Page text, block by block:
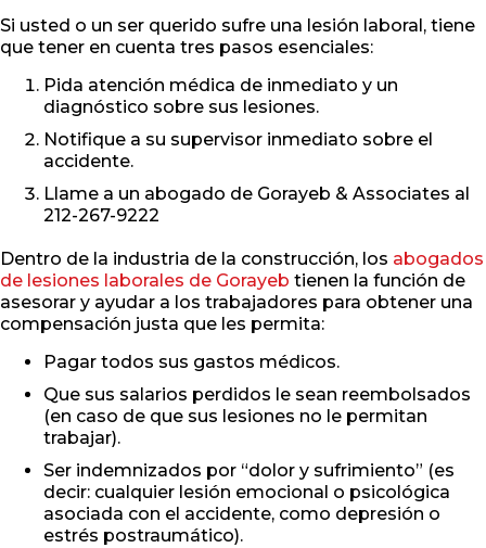
Si usted o un ser querido sufre una lesión laboral, tiene
que tener en cuenta tres pasos esenciales:
Pida atención médica de inmediato y un
diagnóstico sobre sus lesiones.
Notifique a su supervisor inmediato sobre el
accidente.
Llame a un abogado de Gorayeb & Associates al
212-267-9222
Dentro de la industria de la construcción, los abogados
de lesiones laborales de Gorayeb tienen la función de
asesorar y ayudar a los trabajadores para obtener una
compensación justa que les permita:
Pagar todos sus gastos médicos.
Que sus salarios perdidos le sean reembolsados
(en caso de que sus lesiones no le permitan
trabajar).
Ser indemnizados por “dolor y sufrimiento” (es
decir: cualquier lesión emocional o psicológica
asociada con el accidente, como depresión o
estrés postraumático).